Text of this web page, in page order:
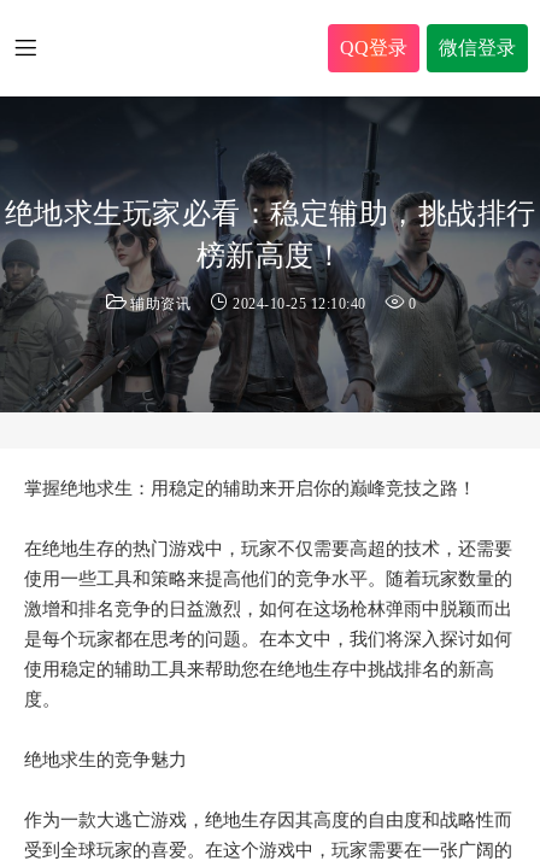
QQ登录 微信登录
绝地求生玩家必看：稳定辅助，挑战排行
榜新高度！
辅助资讯 2024-10-25 12:10:40 0
掌握绝地求生：用稳定的辅助来开启你的巅峰竞技之路！
在绝地生存的热门游戏中，玩家不仅需要高超的技术，还需要
使用一些工具和策略来提高他们的竞争水平。随着玩家数量的
激增和排名竞争的日益激烈，如何在这场枪林弹雨中脱颖而出
是每个玩家都在思考的问题。在本文中，我们将深入探讨如何
使用稳定的辅助工具来帮助您在绝地生存中挑战排名的新高
度。
绝地求生的竞争魅力
作为一款大逃亡游戏，绝地生存因其高度的自由度和战略性而
受到全球玩家的喜爱。在这个游戏中，玩家需要在一张广阔的